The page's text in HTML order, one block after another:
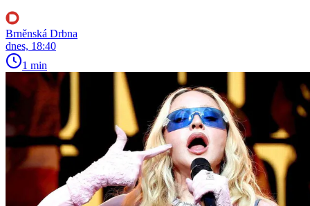
Brněnská Drbna
dnes, 18:40
1 min